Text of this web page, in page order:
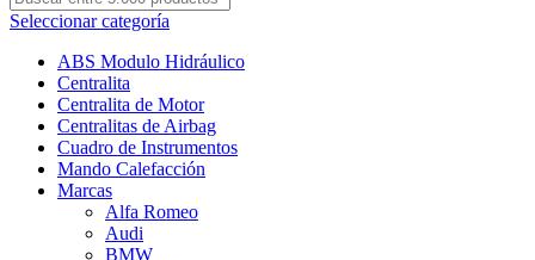
Seleccionar categoría
ABS Modulo Hidráulico
Centralita
Centralita de Motor
Centralitas de Airbag
Cuadro de Instrumentos
Mando Calefacción
Marcas
Alfa Romeo
Audi
BMW